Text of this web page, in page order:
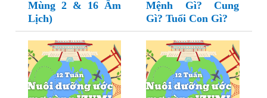
Mùng 2 & 16 Âm
Lịch)
Mệnh Gì? Cung
Gì? Tuổi Con Gì?